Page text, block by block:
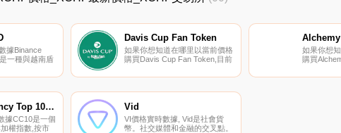
據Binance
一種與越南盾
交易所以
Davis Cup Fan Token
如果你想知道在哪里以當前價格
購買Davis Cup Fan Token,目前
票的頂級加密貨幣交易所是
球迷代幣允許多個垂直體育領域
的球迷在他們喜愛的球隊/聯賽/
俱樂部中行使他們的影響力.
如果你想
購買
貨幣交易
Cryptocurrency Top 10 Tokens Index
據CC10是一個
權指數,按市
Vid
VI價格實時數據, Vid是社會貨
幣。社交媒體和金融的交叉點。